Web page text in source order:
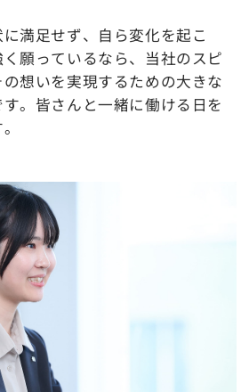
満足せず、自ら変化を起こ
願っているなら、当社のスピ
想いを実現するための大きな
。皆さんと一緒に働ける日を